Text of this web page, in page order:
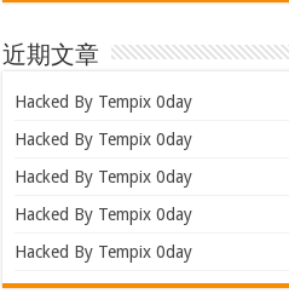
近期文章
Hacked By Tempix 0day
Hacked By Tempix 0day
Hacked By Tempix 0day
Hacked By Tempix 0day
Hacked By Tempix 0day